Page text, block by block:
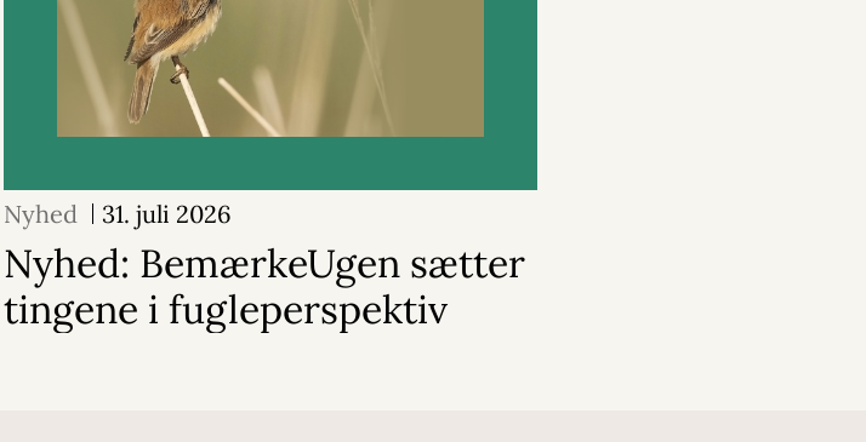
Nyhed 31. juli 2026
Nyhed: BemærkeUgen sætter
tingene i fugleperspektiv